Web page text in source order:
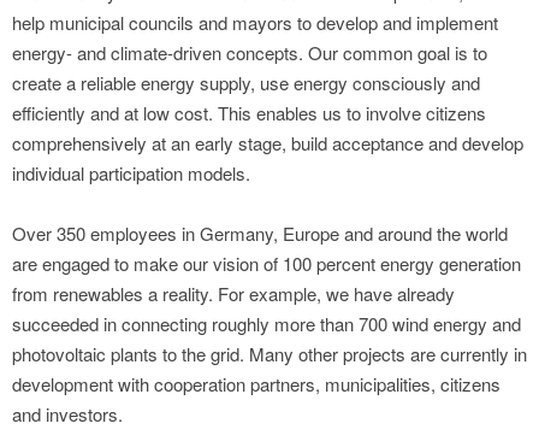
help municipal councils and mayors to develop and implement
energy- and climate-driven concepts. Our common goal is to
create a reliable energy supply, use energy consciously and
efficiently and at low cost. This enables us to involve citizens
comprehensively at an early stage, build acceptance and develop
individual participation models.
Over 350 employees in Germany, Europe and around the world
are engaged to make our vision of 100 percent energy generation
from renewables a reality. For example, we have already
succeeded in connecting roughly more than 700 wind energy and
photovoltaic plants to the grid. Many other projects are currently in
development with cooperation partners, municipalities, citizens
and investors.